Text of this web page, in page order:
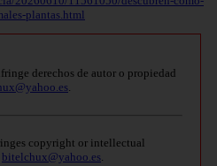
plantas.html
derechos de autor o propiedad
.
copyright or intellectual
bitelchux@yahoo.es.